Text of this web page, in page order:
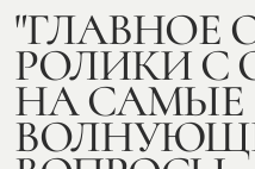
"ГЛАВНОЕ
РОЛИКИ С
НА САМЫЕ